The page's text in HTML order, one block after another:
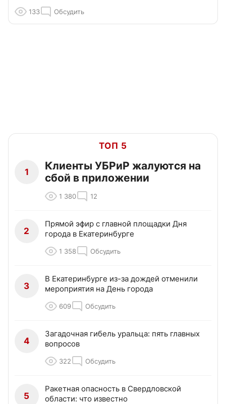
133 Обсудить
ТОП 5
1
Клиенты УБРиР жалуются на
сбой в приложении
1 380 12
2
Прямой эфир с главной площадки Дня
города в Екатеринбурге
1 358 Обсудить
3
В Екатеринбурге из-за дождей отменили
мероприятия на День города
609 Обсудить
4
Загадочная гибель уральца: пять главных
вопросов
322 Обсудить
5
Ракетная опасность в Свердловской
области: что известно